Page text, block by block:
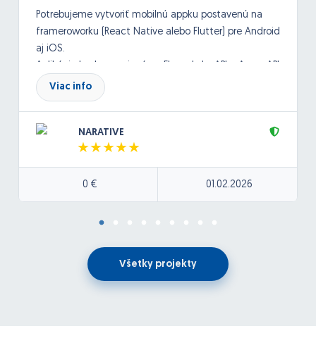
Android API, Google API and others
Potrebujeme vytvoriť mobilnú appku postavenú na
frameroworku (React Native alebo Flutter) pre Android
aj iOS.
- OpenAI.
Databáza: NoSQL databáza
(Azure).
následne bude dať generovať ako zvuková nahrávka
bude ukladať do DB.
Viac info
NARATIVE
0 € 01.02.2026
Všetky projekty